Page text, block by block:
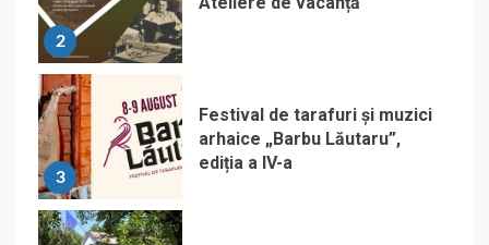
2
3
Festival de tarafuri și muzici
arhaice „Barbu Lăutaru”,
ediția a IV-a